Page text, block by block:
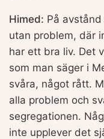
Himed: På
utan problem, där
har ett bra liv. Det
som man säger i
svåra, något rått.
alla problem och
segregationen.
inte upplever det